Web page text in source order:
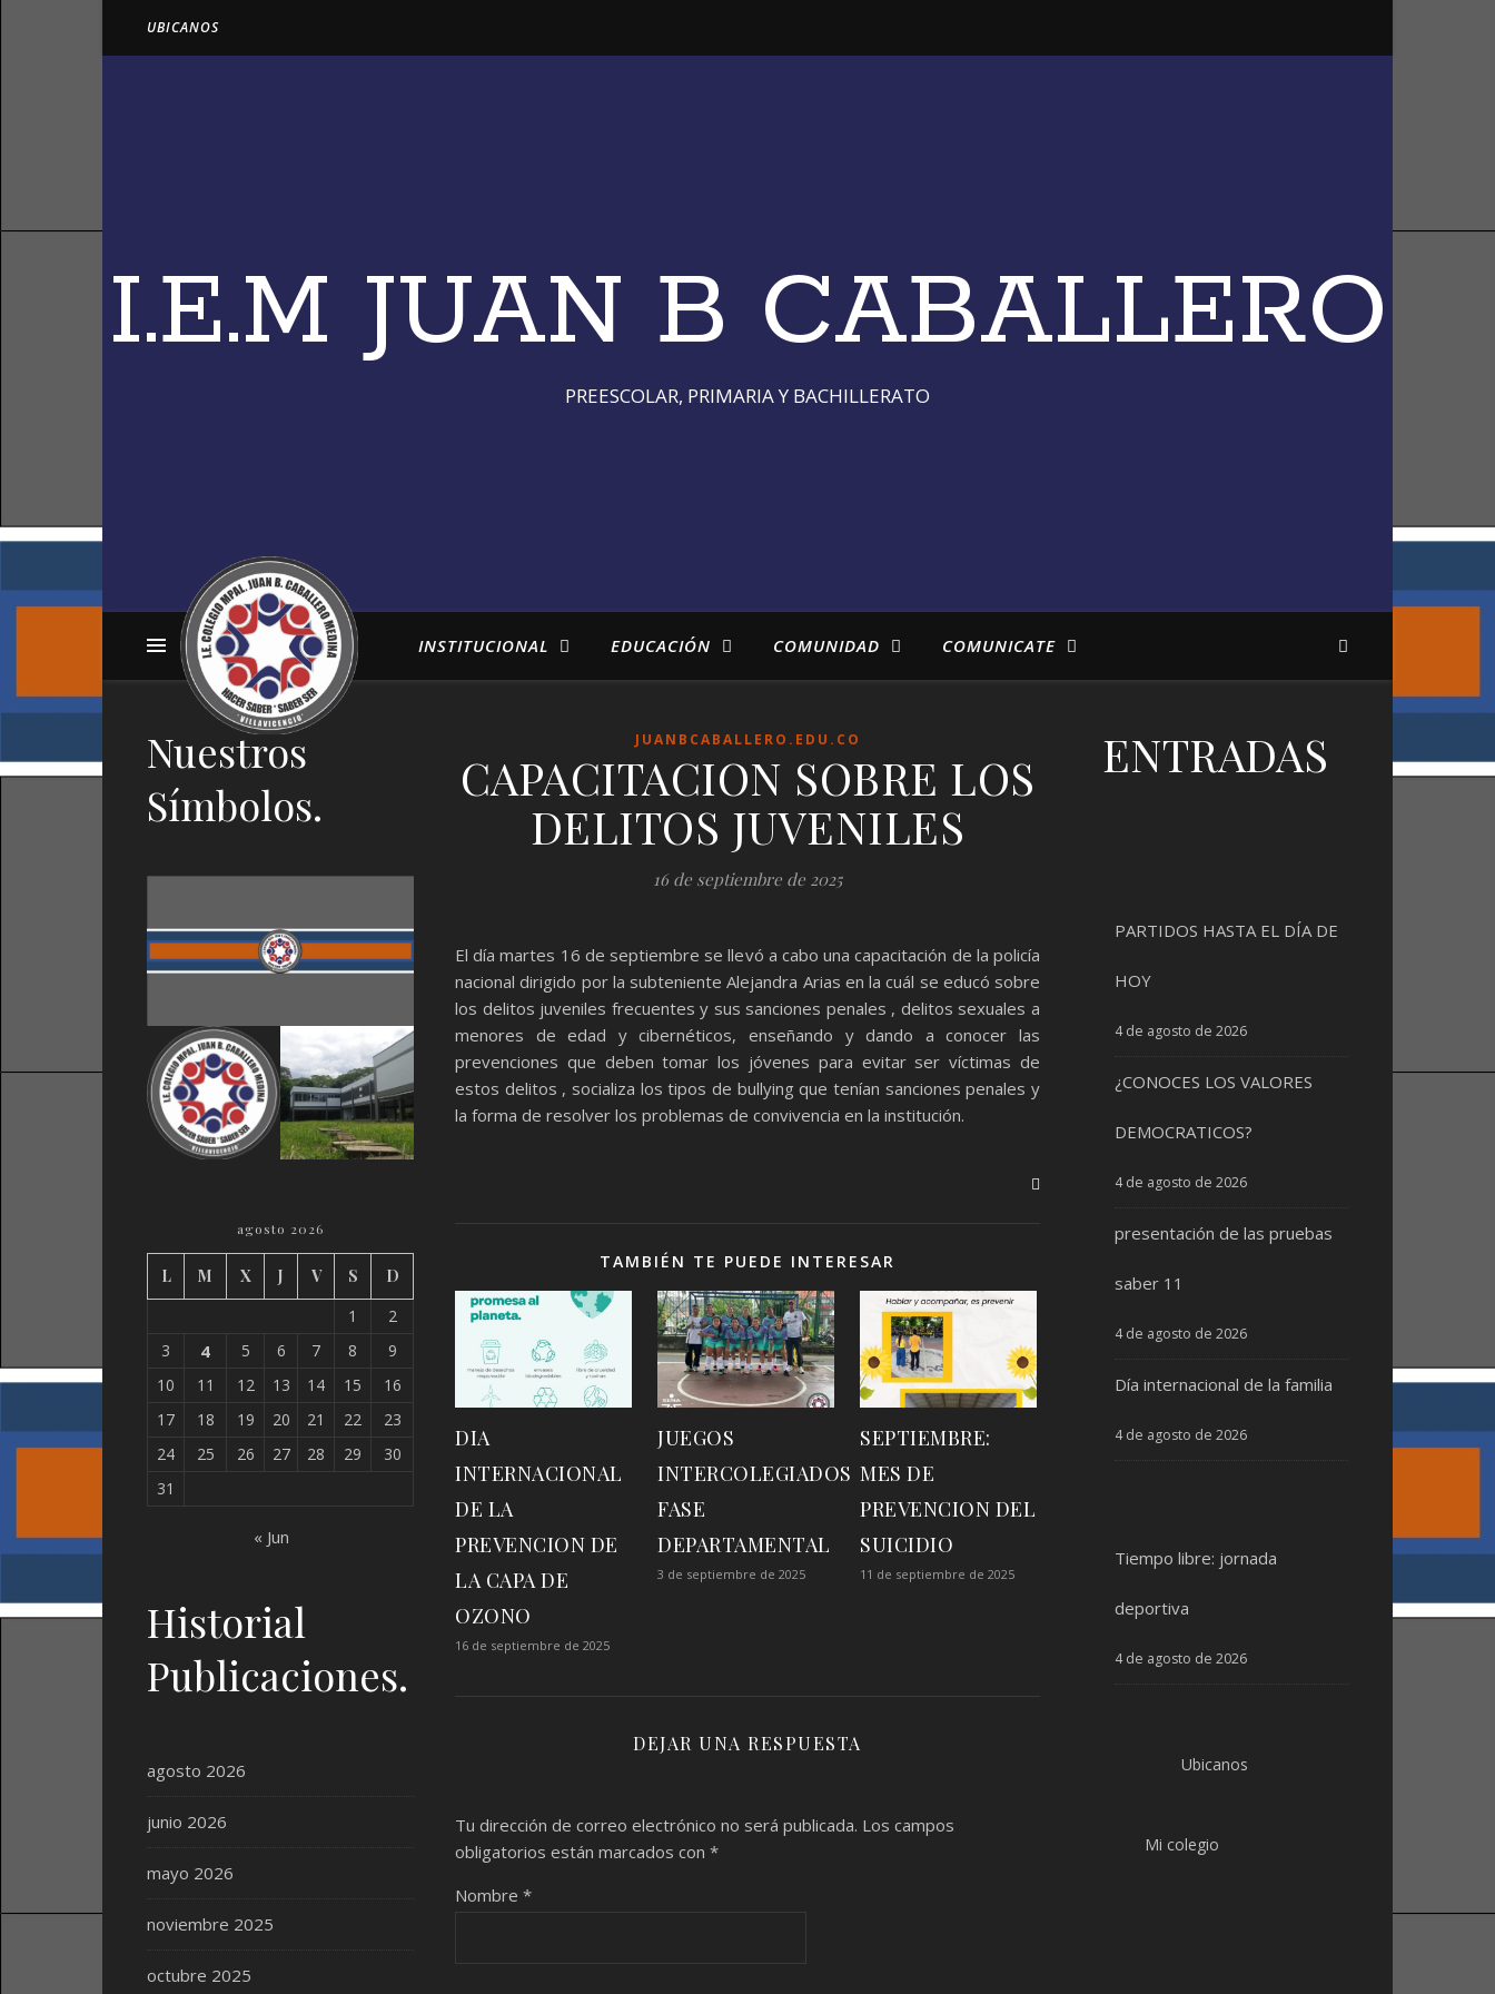
UBICANOS
I.E.M JUAN B CABALLERO
PREESCOLAR, PRIMARIA Y BACHILLERATO
INSTITUCIONAL EDUCACIÓN COMUNIDAD COMUNICATE
Nuestros
Símbolos.
agosto 2026
L M X J V S
D
1
2
3
4 5 6 7 8
9
10
11 12 13 14 15
16
17
18 19 20 21 22
23
24
25 26 27 28 29
30
31
« Jun
Historial
Publicaciones.
agosto 2026
junio 2026
mayo 2026
noviembre 2025
octubre 2025
JUANBCABALLERO.EDU.CO
CAPACITACION SOBRE LOS
DELITOS JUVENILES
16 de septiembre de 2025
El día martes 16 de septiembre se llevó a cabo una capacitación de la policía
nacional dirigido por la subteniente Alejandra Arias en la cuál se educó sobre
los delitos juveniles frecuentes y sus sanciones penales , delitos sexuales a
menores de edad y cibernéticos, enseñando y dando a conocer las
prevenciones que deben tomar los jóvenes para evitar ser víctimas de
estos delitos , socializa los tipos de bullying que tenían sanciones penales y
la forma de resolver los problemas de convivencia en la institución.
TAMBIÉN TE PUEDE INTERESAR
DIA
INTERNACIONAL
DE LA
PREVENCION DE
LA CAPA DE
OZONO
16 de septiembre de 2025
JUEGOS
INTERCOLEGIADOS
FASE
DEPARTAMENTAL
3 de septiembre de 2025
SEPTIEMBRE:
MES DE
PREVENCION DEL
SUICIDIO
11 de septiembre de 2025
DEJAR UNA RESPUESTA
Tu dirección de correo electrónico no será publicada. Los campos
obligatorios están marcados con *
Nombre *
ENTRADAS
PARTIDOS HASTA EL DÍA DE
HOY
4 de agosto de 2026
¿CONOCES LOS VALORES
DEMOCRATICOS?
4 de agosto de 2026
presentación de las pruebas
saber 11
4 de agosto de 2026
Día internacional de la familia
4 de agosto de 2026
Tiempo libre: jornada
deportiva
4 de agosto de 2026
Ubicanos
Mi colegio